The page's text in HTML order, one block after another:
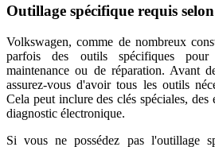
Outillage spécifique requis selon
Volkswagen, comme de nombreux
parfois des outils spécifiques pour
maintenance ou de réparation. Avant
assurez-vous d'avoir tous les outils
Cela peut inclure des clés spéciales,
diagnostic électronique.
Si vous ne possédez pas l'outillage